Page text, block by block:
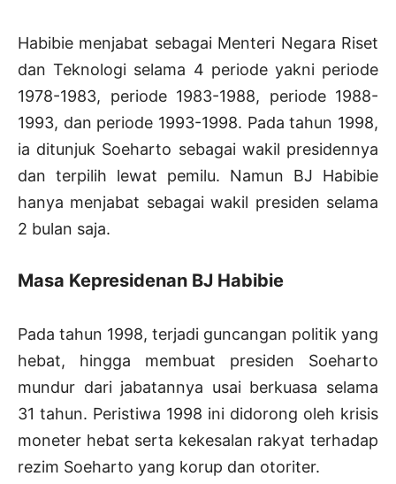
Habibie menjabat sebagai Menteri Negara Riset
dan Teknologi selama 4 periode yakni periode
1978-1983, periode 1983-1988, periode 1988-
1993, dan periode 1993-1998. Pada tahun 1998,
ia ditunjuk Soeharto sebagai wakil presidennya
dan terpilih lewat pemilu. Namun BJ Habibie
hanya menjabat sebagai wakil presiden selama
2 bulan saja.
Masa Kepresidenan BJ Habibie
Pada tahun 1998, terjadi guncangan politik yang
hebat, hingga membuat presiden Soeharto
mundur dari jabatannya usai berkuasa selama
31 tahun. Peristiwa 1998 ini didorong oleh krisis
moneter hebat serta kekesalan rakyat terhadap
rezim Soeharto yang korup dan otoriter.